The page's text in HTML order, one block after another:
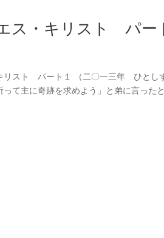
ス・キリスト パー
スト パート１ （二〇一三年 ひとし
て主に奇跡を求めよう」と弟に言った